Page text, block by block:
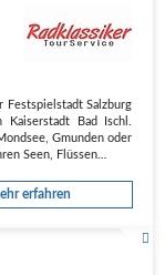
Festspielstadt Salzburg
Bad Ischl.
Gmunden oder
Seen, Flüssen…
erfahren